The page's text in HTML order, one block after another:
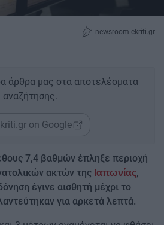
newsroom ekriti.gr
άρθρα μας στα αποτελέσματα
αναζήτησης.
on Google
7,4 βαθμών έπληξε περιοχή
ακτών της Ιαπωνίας,
έγινε αισθητή μέχρι το
για αρκετά λεπτά.